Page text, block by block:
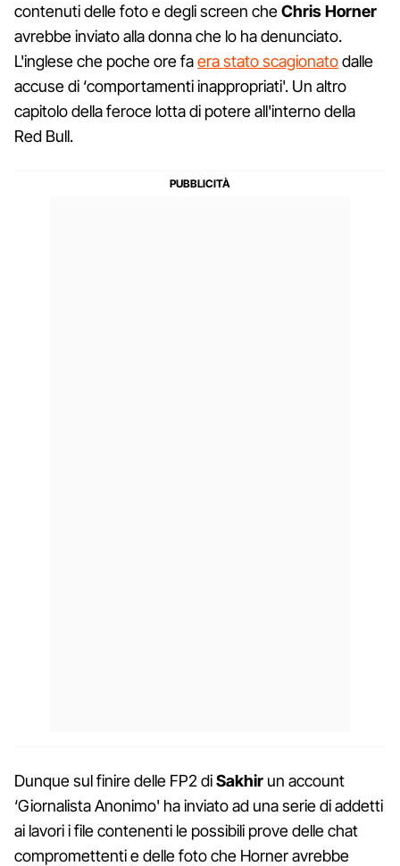
contenuti delle foto e degli screen cheChris Horner
avrebbe inviato alla donna che lo ha denunciato.
L'inglese che poche ore faera stato scagionatodalle
accuse di ‘comportamenti inappropriati'. Un altro
capitolo della feroce lotta di potere all'interno della
Red Bull.
Dunque sul finire delle FP2 diSakhir un account
‘Giornalista Anonimo' ha inviato ad una serie di addetti
ai lavori i file contenenti le possibili prove delle chat
compromettenti e delle foto che Horner avrebbe